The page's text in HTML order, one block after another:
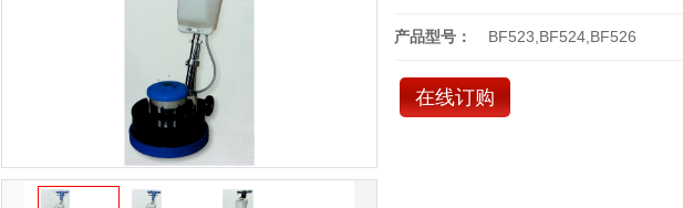
产品型号： BF523,BF524,BF526
在线订购